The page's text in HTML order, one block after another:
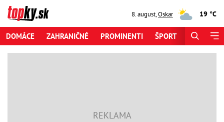
8. august,Oskar 19 °C
DOMÁCE ZAHRANIČNÉ PROMINENTI ŠPORT